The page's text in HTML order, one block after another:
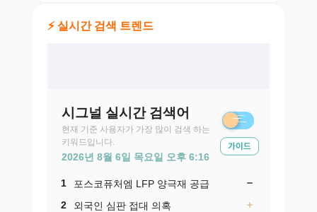
⚡ 실시간 검색 트렌드